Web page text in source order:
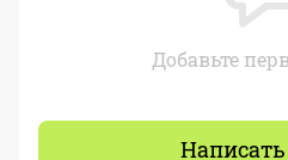
Добавьте